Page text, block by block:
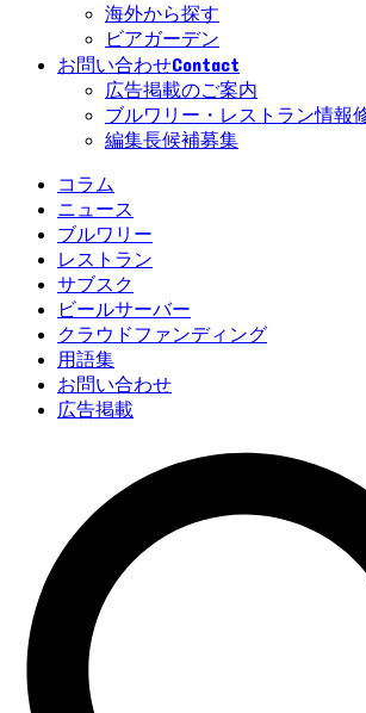
海外から探す
ビアガーデン
お問い合わせContact
広告掲載のご案内
ブルワリー・レストラン情報
編集長候補募集
コラム
ニュース
ブルワリー
レストラン
サブスク
ビールサーバー
クラウドファンディング
用語集
お問い合わせ
広告掲載